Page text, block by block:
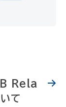
Rela
て